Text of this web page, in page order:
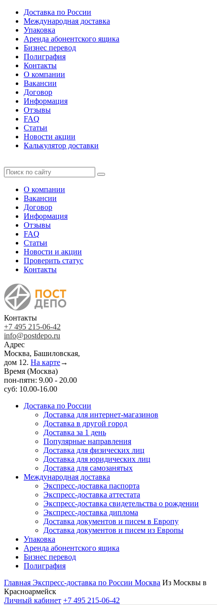
Доставка по России
Международная доставка
Упаковка
Аренда абонентского ящика
Бизнес перевод
Полиграфия
Контакты
О компании
Вакансии
Договор
Информация
Отзывы
FAQ
Статьи
Новости акции
Калькулятор доставки
О компании
Вакансии
Договор
Информация
Отзывы
FAQ
Статьи
Новости и акции
Проверить статус
Контакты
Контакты
+7 495 215-06-42
info@postdepo.ru
Адрес
Москва, Башиловская,
дом 12. На карте→
Время (Москва)
пон-пятн: 9.00 - 20.00
суб: 10.00-16.00
Доставка по России
Доставка для интернет-магазинов
Доставка в другой город
Доставка за 1 день
Популярные направления
Доставка для физических лиц
Доставка для юридических лиц
Доставка для самозанятых
Международная доставка
Экспресс-доставка паспорта
Экспресс-доставка аттестата
Экспресс-доставка свидетельства о рождении
Экспресс-доставка диплома
Доставка документов и писем в Европу
Доставка документов и писем из Европы
Упаковка
Аренда абонентского ящика
Бизнес перевод
Полиграфия
Главная Экспресс-доставка по России Москва Из Москвы в
Красноармейск
Личный кабинет +7 495 215-06-42